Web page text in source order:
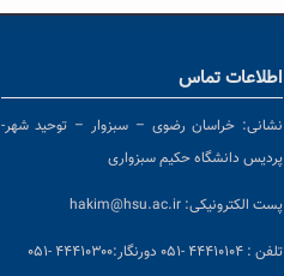
اطلاعات تماس
نشانی: خراسان رضوی – سبزوار – توحید شهر-
پردیس دانشگاه حکیم سبزواری
پست الکترونیکی: hakim@hsu.ac.ir
تلفن : ۴۴۴۱۰۱۰۴ -۰۵۱ دورنگار:۴۴۴۱۰۳۰۰ -۰۵۱